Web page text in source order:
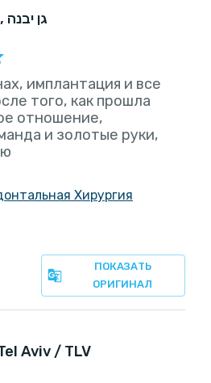
, גן יבנה
имплантация и все
того, как прошла
отношение,
и золотые руки,
Хирургия
ПОКАЗАТЬ
ОРИГИНАЛ
Aviv / TLV